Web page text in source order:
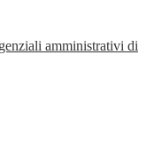
amministrativi di